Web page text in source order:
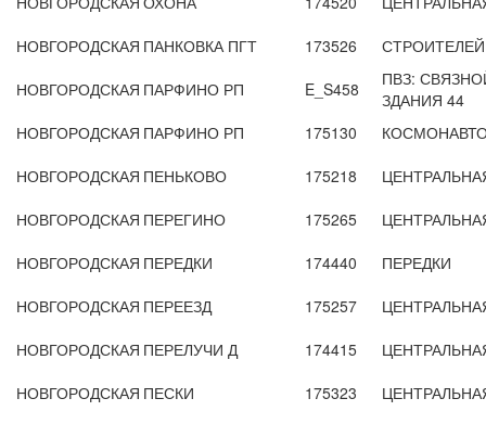
НОВГОРОДСКАЯ ПАНКОВКА ПГТ 173526
СТРОИТЕЛЕЙ
НОВГОРОДСКАЯ ПАРФИНО РП E_S458
ПВЗ:
ЗДАНИЯ 44
НОВГОРОДСКАЯ ПАРФИНО РП 175130
НОВГОРОДСКАЯ ПЕНЬКОВО 175218
НОВГОРОДСКАЯ ПЕРЕГИНО 175265
НОВГОРОДСКАЯ ПЕРЕДКИ 174440
ПЕРЕДКИ
НОВГОРОДСКАЯ ПЕРЕЕЗД 175257
НОВГОРОДСКАЯ ПЕРЕЛУЧИ Д 174415
НОВГОРОДСКАЯ ПЕСКИ 175323